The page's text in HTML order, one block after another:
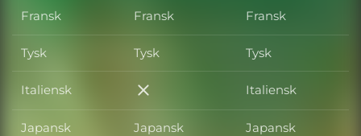
Fransk Fransk Fransk
Tysk Tysk Tysk
Italiensk Italiensk Italiensk
Japansk Japansk Japansk